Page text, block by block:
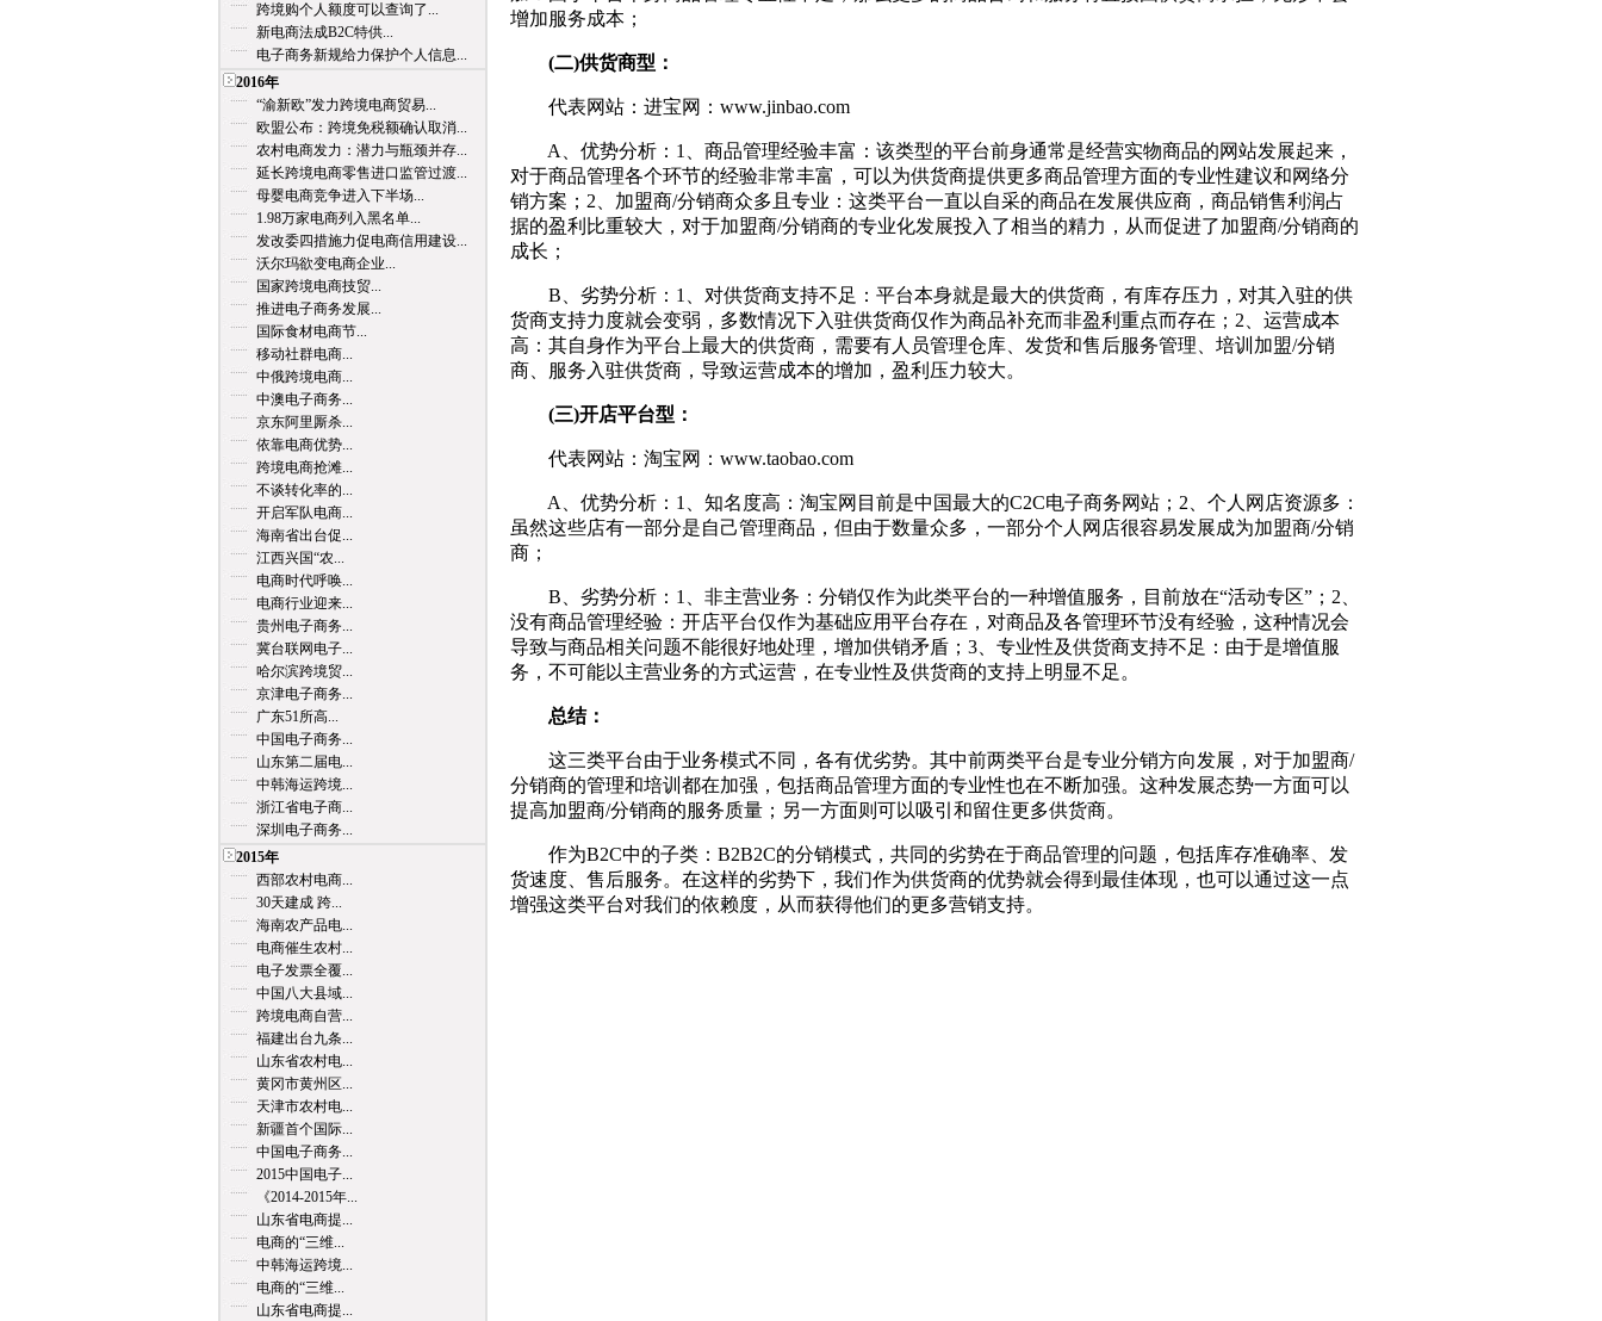
跨境购个人额度可以查询了...
新电商法成B2C特供...
电子商务新规给力保护个人信息...
2016年
“渝新欧”发力跨境电商贸易...
欧盟公布：跨境免税额确认取消...
农村电商发力：潜力与瓶颈并存...
延长跨境电商零售进口监管过渡...
母婴电商竞争进入下半场...
1.98万家电商列入黑名单...
发改委四措施力促电商信用建设...
沃尔玛欲变电商企业...
国家跨境电商技贸...
推进电子商务发展...
国际食材电商节...
移动社群电商...
中俄跨境电商...
中澳电子商务...
京东阿里厮杀...
依靠电商优势...
跨境电商抢滩...
不谈转化率的...
开启军队电商...
海南省出台促...
江西兴国“农...
电商时代呼唤...
电商行业迎来...
贵州电子商务...
冀台联网电子...
哈尔滨跨境贸...
京津电子商务...
广东51所高...
中国电子商务...
山东第二届电...
中韩海运跨境...
浙江省电子商...
深圳电子商务...
2015年
西部农村电商...
30天建成 跨...
海南农产品电...
电商催生农村...
电子发票全覆...
中国八大县域...
跨境电商自营...
福建出台九条...
山东省农村电...
黄冈市黄州区...
天津市农村电...
新疆首个国际...
中国电子商务...
2015中国电子...
《2014-2015年...
山东省电商提...
电商的“三维...
中韩海运跨境...
电商的“三维...
山东省电商提...
增加服务成本；
(二)供货商型：
代表网站：进宝网：www.jinbao.com
A、优势分析：1、商品管理经验丰富：该类型的平台前身通常是经营实物商品的网站发展起来，
对于商品管理各个环节的经验非常丰富，可以为供货商提供更多商品管理方面的专业性建议和网络分
销方案；2、加盟商/分销商众多且专业：这类平台一直以自采的商品在发展供应商，商品销售利润占
据的盈利比重较大，对于加盟商/分销商的专业化发展投入了相当的精力，从而促进了加盟商/分销商的
成长；
B、劣势分析：1、对供货商支持不足：平台本身就是最大的供货商，有库存压力，对其入驻的供
货商支持力度就会变弱，多数情况下入驻供货商仅作为商品补充而非盈利重点而存在；2、运营成本
高：其自身作为平台上最大的供货商，需要有人员管理仓库、发货和售后服务管理、培训加盟/分销
商、服务入驻供货商，导致运营成本的增加，盈利压力较大。
(三)开店平台型：
代表网站：淘宝网：www.taobao.com
A、优势分析：1、知名度高：淘宝网目前是中国最大的C2C电子商务网站；2、个人网店资源多：
虽然这些店有一部分是自己管理商品，但由于数量众多，一部分个人网店很容易发展成为加盟商/分销
商；
B、劣势分析：1、非主营业务：分销仅作为此类平台的一种增值服务，目前放在“活动专区”；2、
没有商品管理经验：开店平台仅作为基础应用平台存在，对商品及各管理环节没有经验，这种情况会
导致与商品相关问题不能很好地处理，增加供销矛盾；3、专业性及供货商支持不足：由于是增值服
务，不可能以主营业务的方式运营，在专业性及供货商的支持上明显不足。
总结：
这三类平台由于业务模式不同，各有优劣势。其中前两类平台是专业分销方向发展，对于加盟商/
分销商的管理和培训都在加强，包括商品管理方面的专业性也在不断加强。这种发展态势一方面可以
提高加盟商/分销商的服务质量；另一方面则可以吸引和留住更多供货商。
作为B2C中的子类：B2B2C的分销模式，共同的劣势在于商品管理的问题，包括库存准确率、发
货速度、售后服务。在这样的劣势下，我们作为供货商的优势就会得到最佳体现，也可以通过这一点
增强这类平台对我们的依赖度，从而获得他们的更多营销支持。